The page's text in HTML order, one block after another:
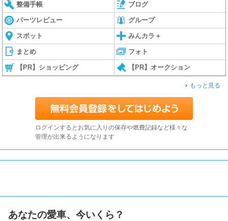
整備手帳 ブログ
パーツレビュー グループ
スポット みんカラ＋
まとめ フォト
【PR】ショッピング 【PR】オークション
もっと見る
ログインするとお気に入りの保存や燃費記録など様々な
管理が出来るようになります
あなたの愛車、今いくら？